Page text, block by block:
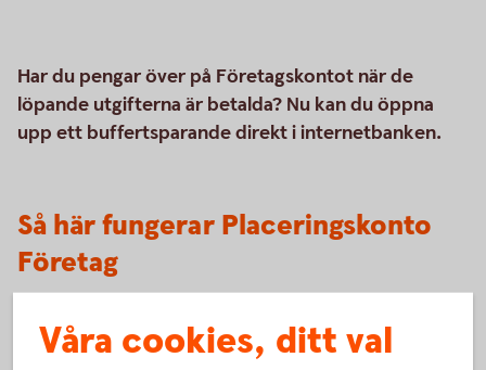
Har du pengar över på Företagskontot när de
löpande utgifterna är betalda? Nu kan du öppna
upp ett buffertsparande direkt i internetbanken.
Så här fungerar Placeringskonto
Företag
övriga konton. Räntan beräknas dag för dag. Vid generella
ränteändringar på grund av ändrade marknadsräntor följer
Våra cookies, ditt val